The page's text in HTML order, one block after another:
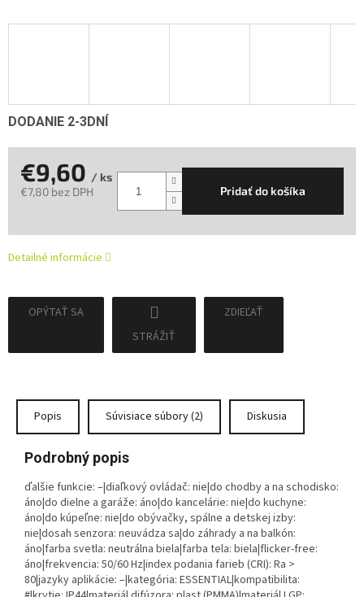
DODANIE 2-3DNÍ
€9,60 / ks
€7,80 bez DPH
Pridať do košíka
Detailné informácie
OPÝTAŤ SA
STRÁŽIŤ
ZDIEĽAŤ
Popis Súvisiace súbory (2) Diskusia
Podrobný popis
ďalšie funkcie: –|diaľkový ovládač: nie|do chodby a na schodisko:
áno|do dielne a garáže: áno|do kancelárie: nie|do kuchyne:
áno|do kúpeľne: nie|do obývačky, spálne a detskej izby:
nie|dosah senzora: neuvádza sa|do záhrady a na balkón:
áno|farba svetla: neutrálna biela|farba tela: biela|flicker-free:
áno|frekvencia: 50/60 Hz|index podania farieb (CRI): Ra >
80|jazyky aplikácie: –|kategória: ESSENTIAL|kompatibilita: